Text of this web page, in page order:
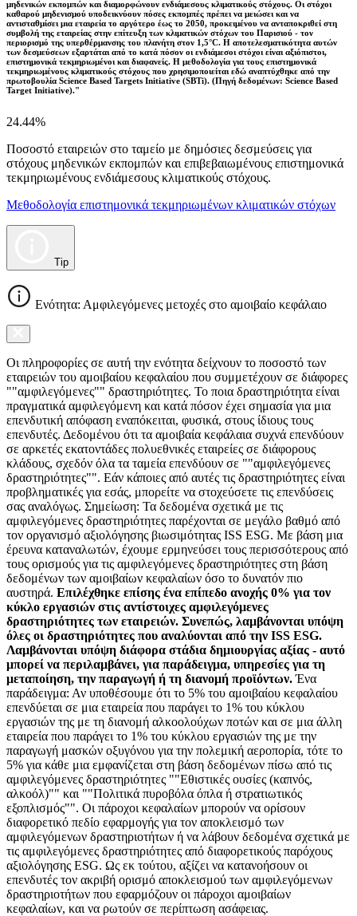
μηδενικών εκπομπών και διαμορφώνουν ενδιάμεσους κλιματικούς στόχους. Οι στόχοι
καθαρού μηδενισμού υποδεικνύουν πόσες εκπομπές πρέπει να μειώσει και να
αντισταθμίσει μια εταιρεία το αργότερο έως το 2050, προκειμένου να ανταποκριθεί στη
συμβολή της εταιρείας στην επίτευξη των κλιματικών στόχων του Παρισιού - τον
περιορισμό της υπερθέρμανσης του πλανήτη στον 1,5°C. Η αποτελεσματικότητα αυτών
των δεσμεύσεων εξαρτάται από το κατά πόσον οι ενδιάμεσοι στόχοι είναι αξιόπιστοι,
επιστημονικά τεκμηριωμένοι και διαφανείς. Η μεθοδολογία για τους επιστημονικά
τεκμηριωμένους κλιματικούς στόχους που χρησιμοποιείται εδώ αναπτύχθηκε από την
πρωτοβουλία Science Based Targets Initiative (SBTi). (Πηγή δεδομένων: Science Based
Target Initiative)."
24.44%
Ποσοστό εταιρειών στο ταμείο με δημόσιες δεσμεύσεις για
στόχους μηδενικών εκπομπών και επιβεβαιωμένους επιστημονικά
τεκμηριωμένους ενδιάμεσους κλιματικούς στόχους.
Μεθοδολογία επιστημονικά τεκμηριωμένων κλιματικών στόχων
Tip
Ενότητα: Αμφιλεγόμενες μετοχές στο αμοιβαίο κεφάλαιο
Οι πληροφορίες σε αυτή την ενότητα δείχνουν το ποσοστό των
εταιρειών του αμοιβαίου κεφαλαίου που συμμετέχουν σε διάφορες
""αμφιλεγόμενες"" δραστηριότητες. Το ποια δραστηριότητα είναι
πραγματικά αμφιλεγόμενη και κατά πόσον έχει σημασία για μια
επενδυτική απόφαση εναπόκειται, φυσικά, στους ίδιους τους
επενδυτές. Δεδομένου ότι τα αμοιβαία κεφάλαια συχνά επενδύουν
σε αρκετές εκατοντάδες πολυεθνικές εταιρείες σε διάφορους
κλάδους, σχεδόν όλα τα ταμεία επενδύουν σε ""αμφιλεγόμενες
δραστηριότητες"". Εάν κάποιες από αυτές τις δραστηριότητες είναι
προβληματικές για εσάς, μπορείτε να στοχεύσετε τις επενδύσεις
σας αναλόγως. Σημείωση: Τα δεδομένα σχετικά με τις
αμφιλεγόμενες δραστηριότητες παρέχονται σε μεγάλο βαθμό από
τον οργανισμό αξιολόγησης βιωσιμότητας ISS ESG. Με βάση μια
έρευνα καταναλωτών, έχουμε ερμηνεύσει τους περισσότερους από
τους ορισμούς για τις αμφιλεγόμενες δραστηριότητες στη βάση
δεδομένων των αμοιβαίων κεφαλαίων όσο το δυνατόν πιο
αυστηρά. Επιλέχθηκε επίσης ένα επίπεδο ανοχής 0% για τον
κύκλο εργασιών στις αντίστοιχες αμφιλεγόμενες
δραστηριότητες των εταιρειών. Συνεπώς, λαμβάνονται υπόψη
όλες οι δραστηριότητες που αναλύονται από την ISS ESG.
Λαμβάνονται υπόψη διάφορα στάδια δημιουργίας αξίας - αυτό
μπορεί να περιλαμβάνει, για παράδειγμα, υπηρεσίες για τη
μεταποίηση, την παραγωγή ή τη διανομή προϊόντων.Ένα
παράδειγμα: Αν υποθέσουμε ότι το 5% του αμοιβαίου κεφαλαίου
επενδύεται σε μια εταιρεία που παράγει το 1% του κύκλου
εργασιών της με τη διανομή αλκοολούχων ποτών και σε μια άλλη
εταιρεία που παράγει το 1% του κύκλου εργασιών της με την
παραγωγή μασκών οξυγόνου για την πολεμική αεροπορία, τότε το
5% για κάθε μια εμφανίζεται στη βάση δεδομένων πίσω από τις
αμφιλεγόμενες δραστηριότητες ""Εθιστικές ουσίες (καπνός,
αλκοόλ)"" και ""Πολιτικά πυροβόλα όπλα ή στρατιωτικός
εξοπλισμός"". Οι πάροχοι κεφαλαίων μπορούν να ορίσουν
διαφορετικό πεδίο εφαρμογής για τον αποκλεισμό των
αμφιλεγόμενων δραστηριοτήτων ή να λάβουν δεδομένα σχετικά με
τις αμφιλεγόμενες δραστηριότητες από διαφορετικούς παρόχους
αξιολόγησης ESG. Ως εκ τούτου, αξίζει να κατανοήσουν οι
επενδυτές τον ακριβή ορισμό αποκλεισμού των αμφιλεγόμενων
δραστηριοτήτων που εφαρμόζουν οι πάροχοι αμοιβαίων
κεφαλαίων, και να ρωτούν σε περίπτωση ασάφειας.